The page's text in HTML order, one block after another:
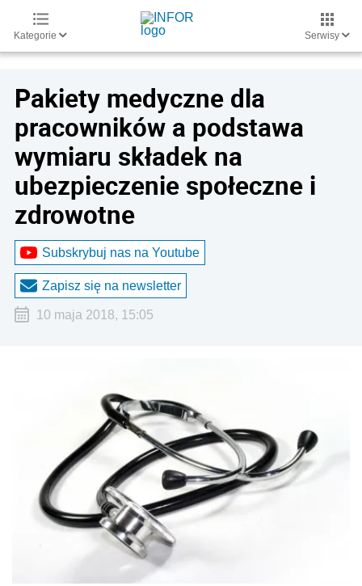
Kategorie Serwisy
Pakiety medyczne dla
pracowników a podstawa
wymiaru składek na
ubezpieczenie społeczne i
zdrowotne
Subskrybuj nas na Youtube
Zapisz się na newsletter
10 maja 2018, 15:05